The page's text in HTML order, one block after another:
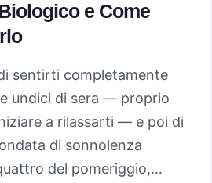
e Come
sentirti completamente
undici di sera — proprio
a rilassarti — e poi di
di sonnolenza
del pomeriggio,…